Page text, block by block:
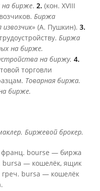
на бирже. 2. (кон. XVIII
Биржа
(А. Пушкин). 3.
Биржа
на бирже.
на биржу. 4.
торговли
Товарная биржа.
бирже.
Биржевой брокер.
bourse — биржа
bursa — кошелёк, ящик
греч. bursa — кошелёк